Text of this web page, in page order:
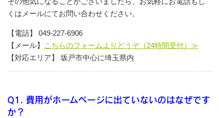
くはメールにてお問い合わせください。
【電話】 049-227-6906
【メール】
こちらのフォームよりどうぞ（24時間受付）≫
【対応エリア】 坂戸市中心に埼玉県内
Q1. 費用がホームページに出ていないのはなぜです
か？